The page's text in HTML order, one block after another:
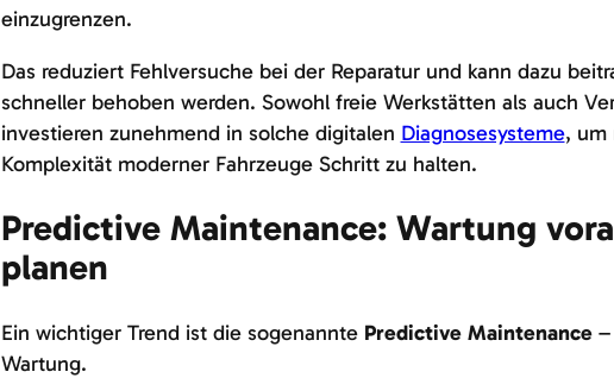
einzugrenzen.
Das reduziert Fehlversuche bei der Reparatur und kann dazu
schneller behoben werden. Sowohl freie Werkstätten als auch
investieren zunehmend in solche digitalen Diagnosesysteme, um
Komplexität moderner Fahrzeuge Schritt zu halten.
Predictive Maintenance: Wartung
planen
Ein wichtiger Trend ist die sogenannte Predictive Maintenance–
Wartung.